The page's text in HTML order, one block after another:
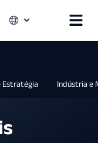
Estratégia Indústria e